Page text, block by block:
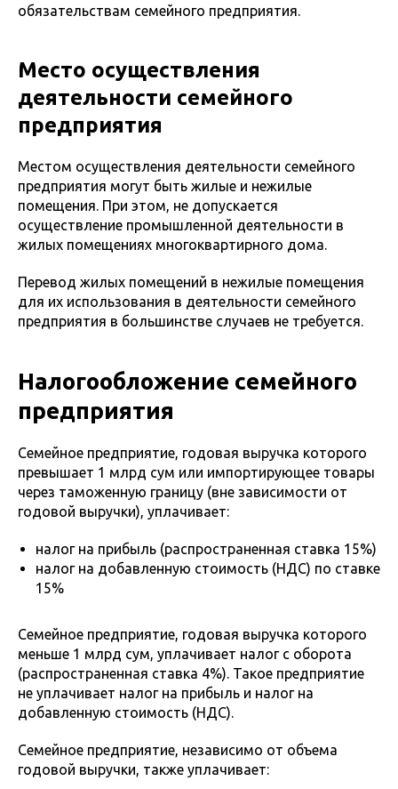
обязательствам семейного предприятия.
Место осуществления
деятельности семейного
предприятия
Местом осуществления деятельности семейного
предприятия могут быть жилые и нежилые
помещения. При этом, не допускается
осуществление промышленной деятельности в
жилых помещениях многоквартирного дома.
Перевод жилых помещений в нежилые помещения
для их использования в деятельности семейного
предприятия в большинстве случаев не требуется.
Налогообложение семейного
предприятия
Семейное предприятие, годовая выручка которого
превышает 1 млрд сум или импортирующее товары
через таможенную границу (вне зависимости от
годовой выручки), уплачивает:
налог на прибыль (распространенная ставка 15%)
налог на добавленную стоимость (НДС) по ставке
15%
Семейное предприятие, годовая выручка которого
меньше 1 млрд сум, уплачивает налог с оборота
(распространенная ставка 4%). Такое предприятие
не уплачивает налог на прибыль и налог на
добавленную стоимость (НДС).
Семейное предприятие, независимо от объема
годовой выручки, также уплачивает: